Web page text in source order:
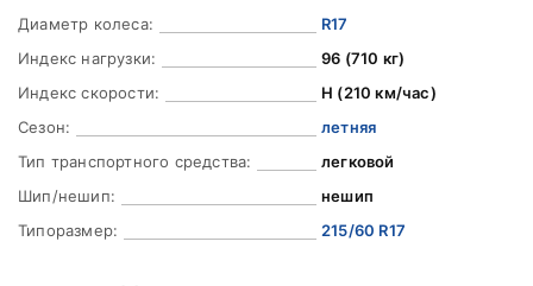
Диаметр колеса:
R17
Индекс нагрузки:
96 (710 кг)
Индекс скорости:
H (210 км/час)
Сезон:
летняя
Тип транспортного средства:
легковой
Шип/нешип:
нешип
Типоразмер:
215/60 R17